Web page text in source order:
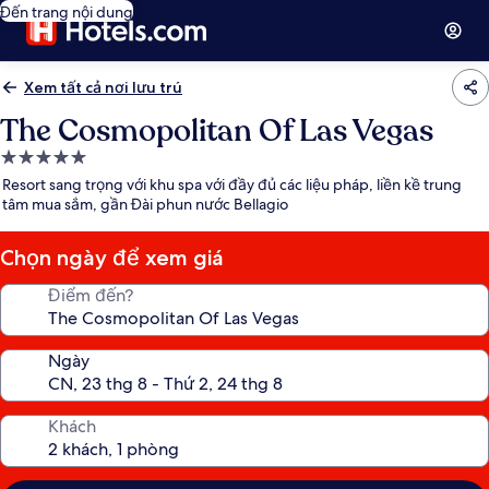
Đến trang nội dung
Xem tất cả nơi lưu trú
The Cosmopolitan Of Las Vegas
Nơi
lưu
trú
5.0
sao
Resort sang trọng với khu spa với đầy đủ các liệu pháp, liền kề trung
tâm mua sắm, gần Đài phun nước Bellagio
Chọn ngày để xem giá
Điểm đến?
Ngày
Khách